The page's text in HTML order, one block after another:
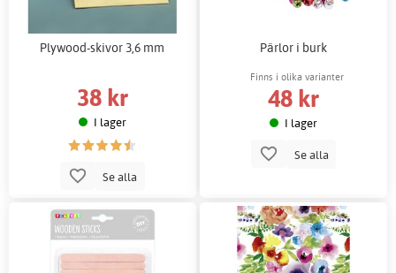
Plywood-skivor 3,6 mm
38 kr
I lager
Se alla
Pärlor i burk
Finns i olika varianter
48 kr
I lager
Se alla